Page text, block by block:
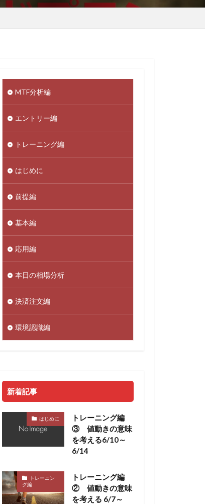
MTF分析編
エントリー編
トレーニング編
はじめに
前提編
基本編
応用編
本日の相場分析
決済注文編
環境認識編
新着記事
はじめに
トレーニング編
③ 値動きの意味
を考える6/10～
6/14
トレーニン
グ編
トレーニング編
② 値動きの意味
を考える 6/7～